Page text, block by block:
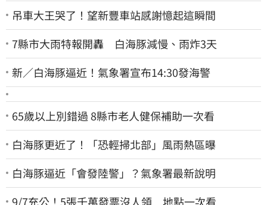
吊車大王哭了！望新豐車站感謝憶起這瞬間
7縣市大雨特報開轟 白海豚減慢、雨炸3天
新／白海豚逼近！氣象署宣布14:30發海警
65歲以上別錯過 8縣市老人健保補助一次看
白海豚更近了！「恐輕掃北部」風雨熱區曝
白海豚逼近「會發陸警」？氣象署最新說明
9/7充公！5張千萬發票沒人領 地點一次看